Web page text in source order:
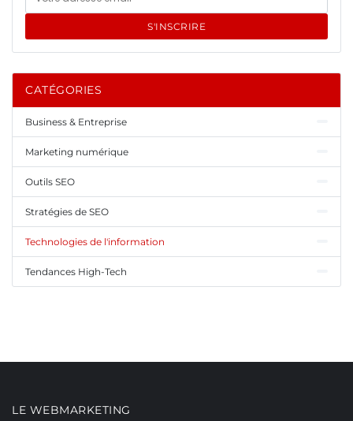
S'INSCRIRE
CATÉGORIES
Business & Entreprise
Marketing numérique
Outils SEO
Stratégies de SEO
Technologies de l'information
Tendances High-Tech
LE WEBMARKETING